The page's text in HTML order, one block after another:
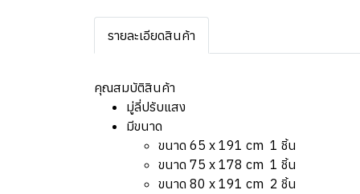
รายละเอียดสินค้า
คุณสมบัติสินค้า
มู่ลี่ปรับแสง
มีขนาด
ขนาด 65 x 191 cm 1 ชิ้น
ขนาด 75 x 178 cm 1 ชิ้น
ขนาด 80 x 191 cm 2 ชิ้น